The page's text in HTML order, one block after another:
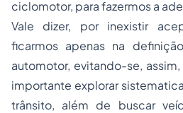
ciclomotor, para fazermos a
Vale dizer, por inexistir
ficarmos apenas na
automotor, evitando-se,
importante explorar
trânsito, além de buscar